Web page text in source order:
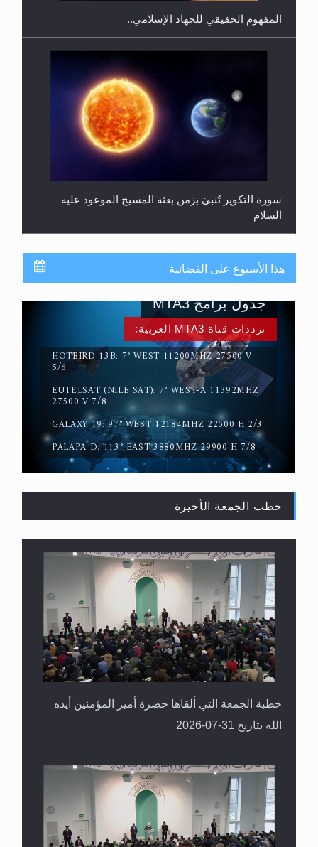
المفهوم الحقيقي للجهاد الإسلامي..
سورة التكوير تُنبئ بزمن بعثة المسيح الموعود عليه
السلام
حقيقة المسيح الدجال
القرآن قاضٍ وحكمٌ على السنة ومهيمنٌ عليها.. ليس
العكس
هذا الأسبوع على الفضائية
ترددات قناة MTA3 العربية:
HOTBIRD 13B: 7° WEST 11200MHZ 27500 V
5/6
EUTELSAT (NILE SAT): 7° WEST-A 11392MHZ
27500 V 7/8
GALAXY 19: 97° WEST 12184MHZ 22500 H 2/3
PALAPA D: 113° EAST 3880MHZ 29900 H 7/8
جدول برامج MTA3
خطب الجمعة الأخيرة
خطبة الجمعة التي ألقاها حضرة أمير المؤمنين أيده
الله بتاريخ 31-07-2026